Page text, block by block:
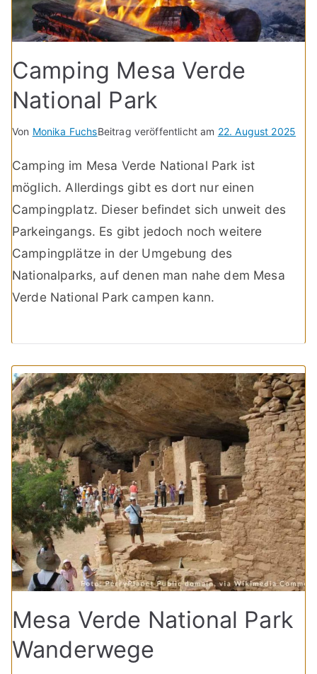
Camping Mesa Verde
National Park
Von Monika FuchsBeitrag veröffentlicht am 22. August 2025
Camping im Mesa Verde National Park ist
möglich. Allerdings gibt es dort nur einen
Campingplatz. Dieser befindet sich unweit des
Parkeingangs. Es gibt jedoch noch weitere
Campingplätze in der Umgebung des
Nationalparks, auf denen man nahe dem Mesa
Verde National Park campen kann.
Mesa Verde National Park
Wanderwege